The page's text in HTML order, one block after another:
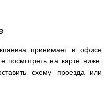
принимает в офисе
посмотреть на карте ниже.
схему проезда или